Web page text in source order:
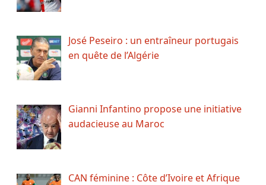
José Peseiro : un entraîneur portugais
en quête de l’Algérie
Gianni Infantino propose une initiative
audacieuse au Maroc
CAN féminine : Côte d’Ivoire et Afrique